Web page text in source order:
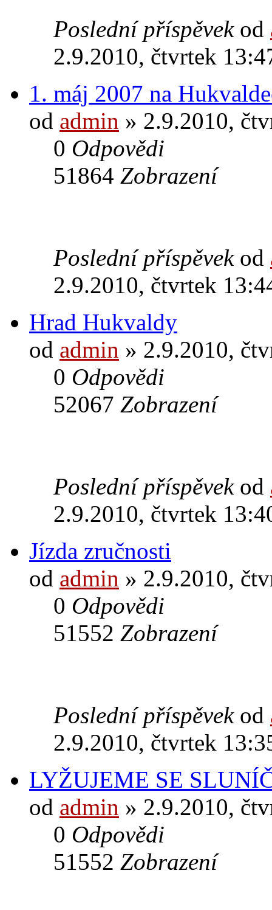
Poslední příspěvek od
2.9.2010, čtvrtek
1. máj 2007 na
od admin » 2.9.2010,
0 Odpovědi
51864 Zobrazení
Poslední příspěvek od
2.9.2010, čtvrtek
Hrad Hukvaldy
od admin » 2.9.2010,
0 Odpovědi
52067 Zobrazení
Poslední příspěvek od
2.9.2010, čtvrtek
Jízda zručnosti
od admin » 2.9.2010,
0 Odpovědi
51552 Zobrazení
Poslední příspěvek od
2.9.2010, čtvrtek
LYŽUJEME SE
od admin » 2.9.2010,
0 Odpovědi
51552 Zobrazení